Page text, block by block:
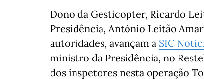
Dono da Gesticopter, Ricardo
Presidência, António Leitão
autoridades, avançam a SIC
ministro da Presidência, no
dos inspetores nesta operação